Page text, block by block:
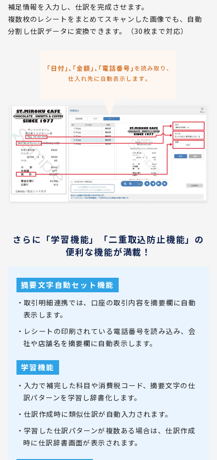
補足情報を入力し、仕訳を完成させます。
複数枚のレシートをまとめてスキャンした画像でも、自動
分割し仕訳データに変換できます。（30枚まで対応）
さらに「学習機能」「二重取込防止機能」の
便利な機能が満載！
摘要文字自動セット機能
・取引明細連携では、口座の取引内容を摘要欄に自動
表示します。
・レシートの印刷されている電話番号を読み込み、会
社や店舗名を摘要欄に自動表示します。
学習機能
・入力で補完した科目や消費税コード、摘要文字の仕
訳パターンを学習し辞書化します。
・仕訳作成時に類似仕訳が自動入力されます。
・学習した仕訳パターンが複数ある場合は、仕訳作成
時に仕訳辞書画面が表示されます。